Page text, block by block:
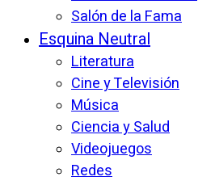
Salón de la Fama
Esquina Neutral
Literatura
Cine y Televisión
Música
Ciencia y Salud
Videojuegos
Redes